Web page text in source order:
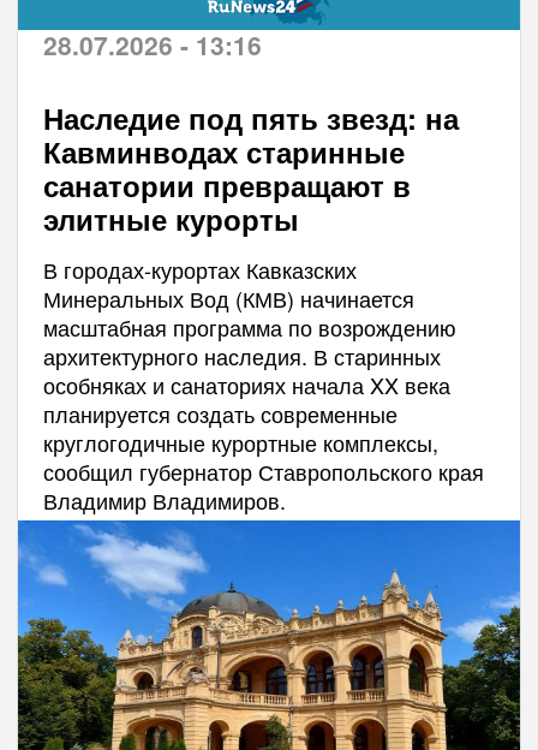
28.07.2026 - 13:16
Наследие под пять звезд: на
Кавминводах старинные
санатории превращают в
элитные курорты
В городах-курортах Кавказских
Минеральных Вод (КМВ) начинается
масштабная программа по возрождению
архитектурного наследия. В старинных
особняках и санаториях начала XX века
планируется создать современные
круглогодичные курортные комплексы,
сообщил губернатор Ставропольского края
Владимир Владимиров.